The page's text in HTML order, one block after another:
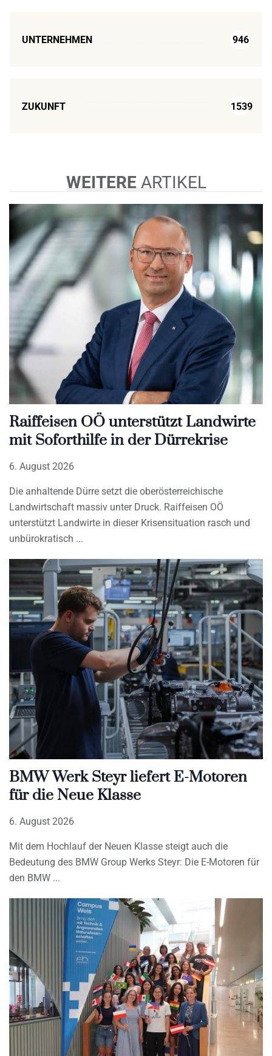
UNTERNEHMEN 946
ZUKUNFT 1539
WEITEREARTIKEL
Raiffeisen OÖ unterstützt Landwirte
mit Soforthilfe in der Dürrekrise
6. August 2026
Die anhaltende Dürre setzt die oberösterreichische
Landwirtschaft massiv unter Druck. Raiffeisen OÖ
unterstützt Landwirte in dieser Krisensituation rasch und
unbürokratisch
BMW Werk Steyr liefert E-Motoren
für die Neue Klasse
6. August 2026
Mit dem Hochlauf der Neuen Klasse steigt auch die
Bedeutung des BMW Group Werks Steyr: Die E-Motoren für
den BMW